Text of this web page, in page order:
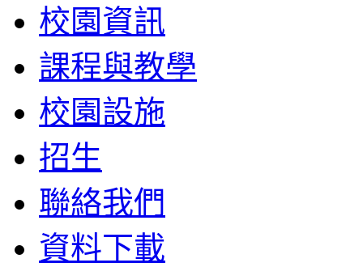
校園資訊
課程與教學
校園設施
招生
聯絡我們
資料下載